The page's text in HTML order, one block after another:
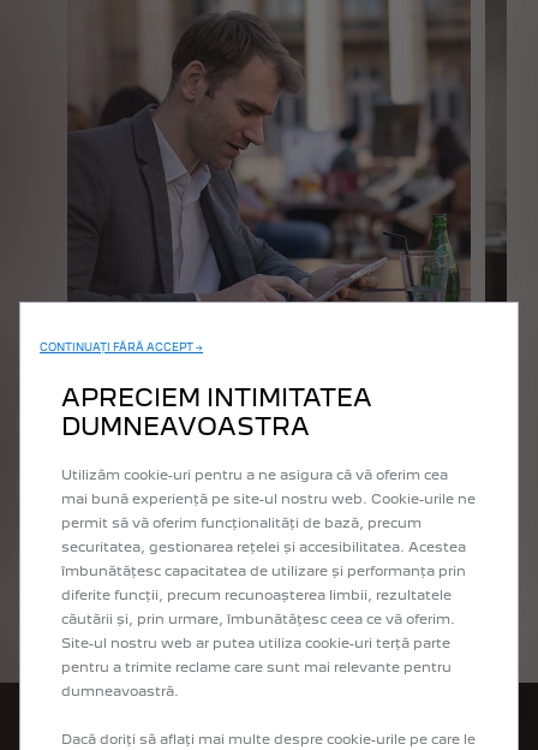
Garanție extinsă
Garanția extinsă îți permite să prelungești durata
garanției PEUGEOT-ului tău.
AFLĂ MAI MULTE
CONTACTEAZĂ UN DEALER
CONTINUAȚI FĂRĂ ACCEPT →
APRECIEM INTIMITATEA
DUMNEAVOASTRA
Utilizăm cookie-uri pentru a ne asigura că vă oferim cea
mai bună experiență pe site-ul nostru web. Cookie-urile ne
permit să vă oferim funcționalități de bază, precum
securitatea, gestionarea rețelei și accesibilitatea. Acestea
îmbunătățesc capacitatea de utilizare și performanța prin
diferite funcții, precum recunoașterea limbii, rezultatele
căutării și, prin urmare, îmbunătățesc ceea ce vă oferim.
Site-ul nostru web ar putea utiliza cookie-uri terță parte
pentru a trimite reclame care sunt mai relevante pentru
dumneavoastră.
Dacă doriți să aflați mai multe despre cookie-urile pe care le